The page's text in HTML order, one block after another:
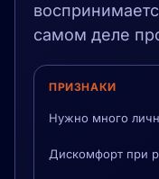
самом деле
ПРИЗНАКИ
Нужно много
Дискомфорт при